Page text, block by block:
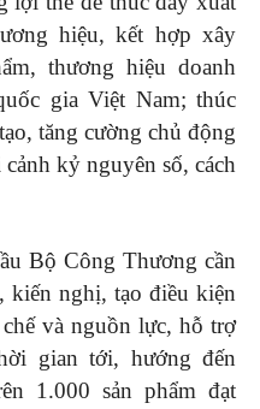
hiệu, kết hợp xây
thương hiệu doanh
gia Việt Nam; thúc
tăng cường chủ động
kỷ nguyên số, cách
Bộ Công Thương cần
kiến nghị, tạo điều kiện
và nguồn lực, hỗ trợ
gian tới, hướng đến
1.000 sản phẩm đạt